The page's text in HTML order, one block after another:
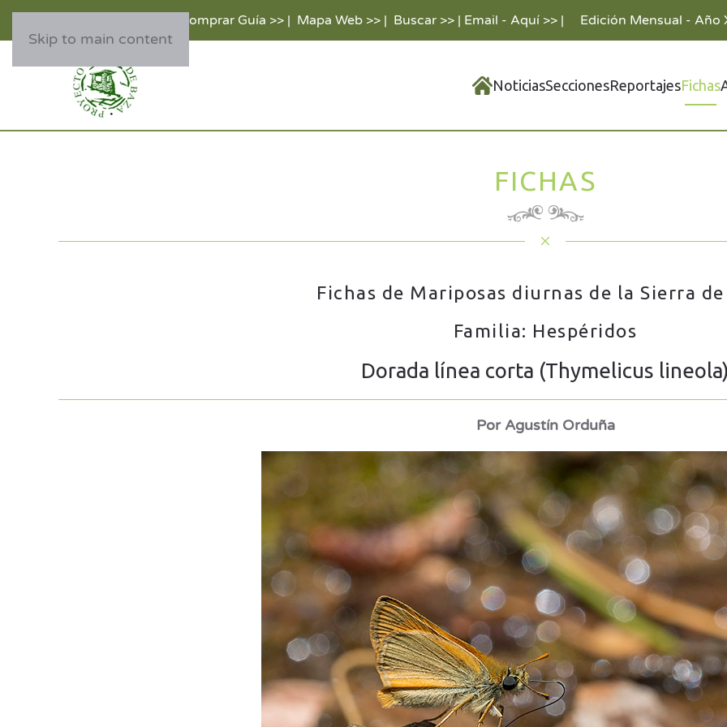
Skip to main content
Comprar Guía >>| Mapa Web >>| Buscar >>| Email - Aquí >>| Edición Mensual - Año
NoticiasSeccionesReportajesFichas
FICHAS
Fichas de Mariposas diurnas de la Sierra de
Familia: Hespéridos
Dorada línea corta (Thymelicus
Por Agustín Orduña